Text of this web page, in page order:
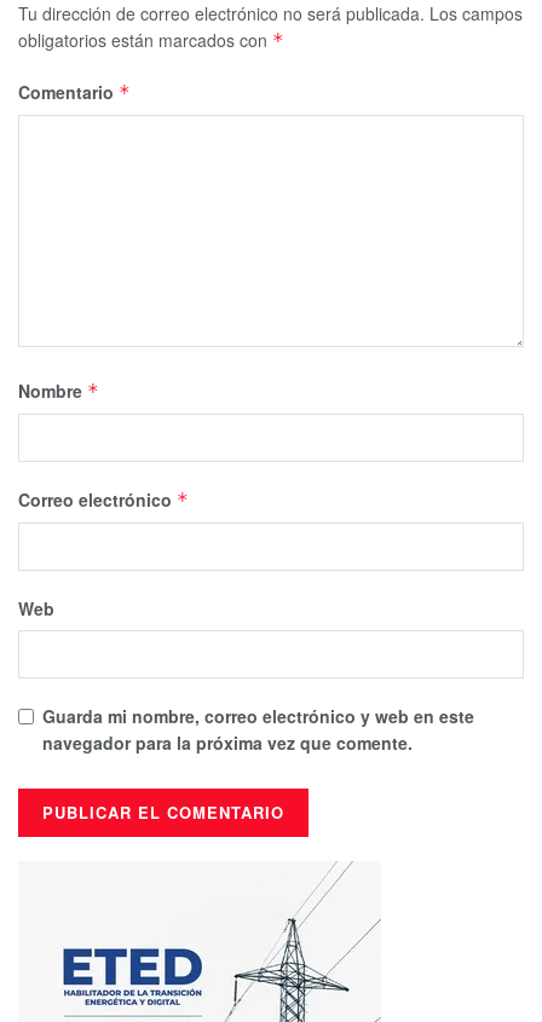
Tu dirección de correo electrónico no será publicada. Los campos
obligatorios están marcados con *
Comentario *
Nombre *
Correo electrónico *
Web
Guarda mi nombre, correo electrónico y web en este
navegador para la próxima vez que comente.